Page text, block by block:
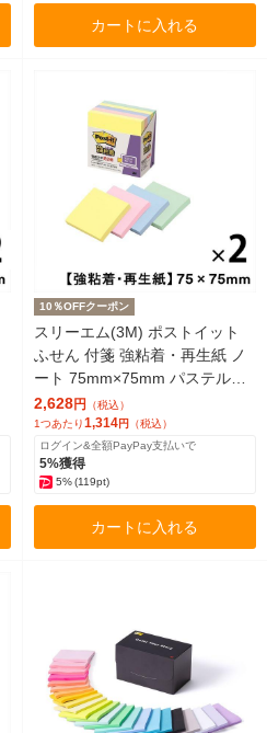
カートに入れる
10％OFFクーポン
スリーエム(3M) ポストイット
ふせん 付箋 強粘着・再生紙 ノ
ート 75mm×75mm パステルカ
ラー4色 10冊 654-5SSAP
2,628円
（税込）
1つあたり1,314円 （税込）
ログイン&全額PayPay支払いで
5%獲得
5% (119pt)
カートに入れる